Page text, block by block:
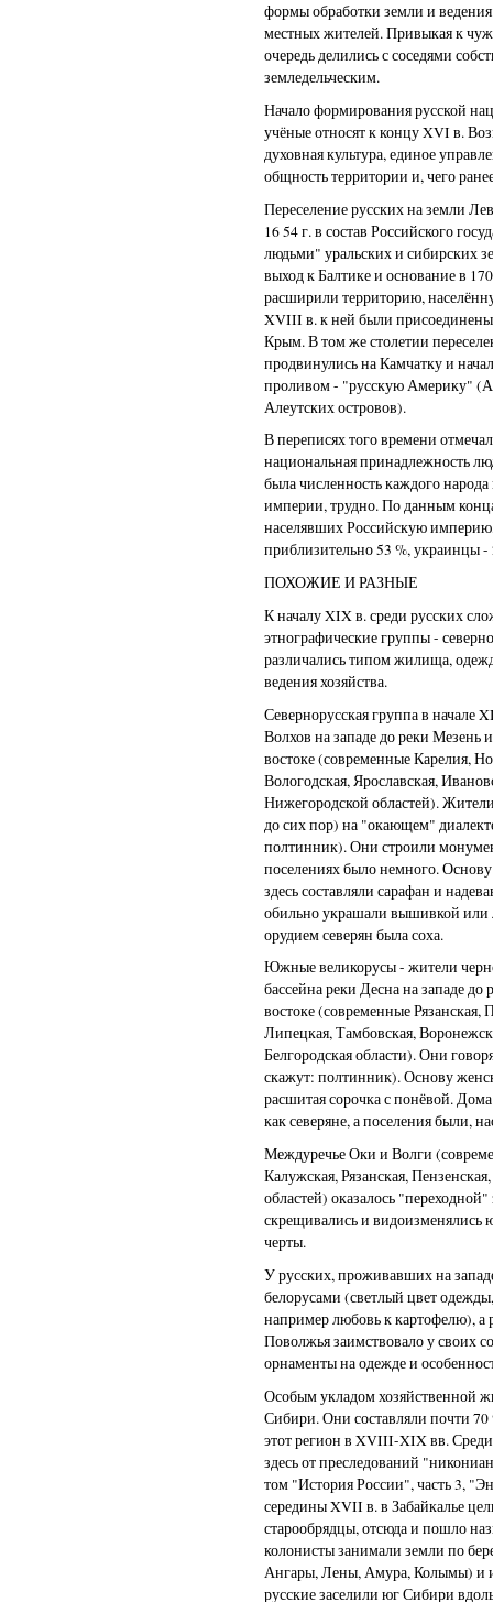
формы обработки земли и ведения
местных жителей. Привыкая к
очередь делились с соседями
земледельческим.
Начало формирования русской
учёные относят к концу XVI в.
духовная культура, единое
общность территории и, чего
Переселение русских на земли
16 54 г. в состав Российского
людьми" уральских и сибирских
выход к Балтике и основание в
расширили территорию,
XVIII в. к ней были
Крым. В том же столетии
продвинулись на Камчатку и
проливом - "русскую Америку"
Алеутских островов).
В переписях того времени
национальная принадлежность
была численность каждого
империи, трудно. По данным
населявших Российскую империю,
приблизительно 53 %, украинцы -
ПОХОЖИЕ И РАЗНЫЕ
К началу XIX в. среди русских
этнографические группы -
различались типом жилища,
ведения хозяйства.
Севернорусская группа в начале
Волхов на западе до реки Мезень
востоке (современные Карелия,
Вологодская, Ярославская,
Нижегородской областей).
до сих пор) на "окающем"
полтинник). Они строили
поселениях было немного.
здесь составляли сарафан и
обильно украшали вышивкой
орудием северян была соха.
Южные великорусы - жители
бассейна реки Десна на западе
востоке (современные Рязанская,
Липецкая, Тамбовская,
Белгородская области). Они
скажут: полтинник). Основу
расшитая сорочка с понёвой.
как северяне, а поселения были,
Междуречье Оки и Волги
Калужская, Рязанская,
областей) оказалось
скрещивались и видоизменялись
черты.
У русских, проживавших на
белорусами (светлый цвет
например любовь к картофелю), а
Поволжья заимствовало у своих
орнаменты на одежде и
Особым укладом хозяйственной
Сибири. Они составляли почти
этот регион в XVIII-XIX вв. Среди
здесь от преследований
том "История России", часть 3,
середины XVII в. в Забайкалье
старообрядцы, отсюда и пошло
колонисты занимали земли по
Ангары, Лены, Амура, Колымы) и
русские заселили юг Сибири